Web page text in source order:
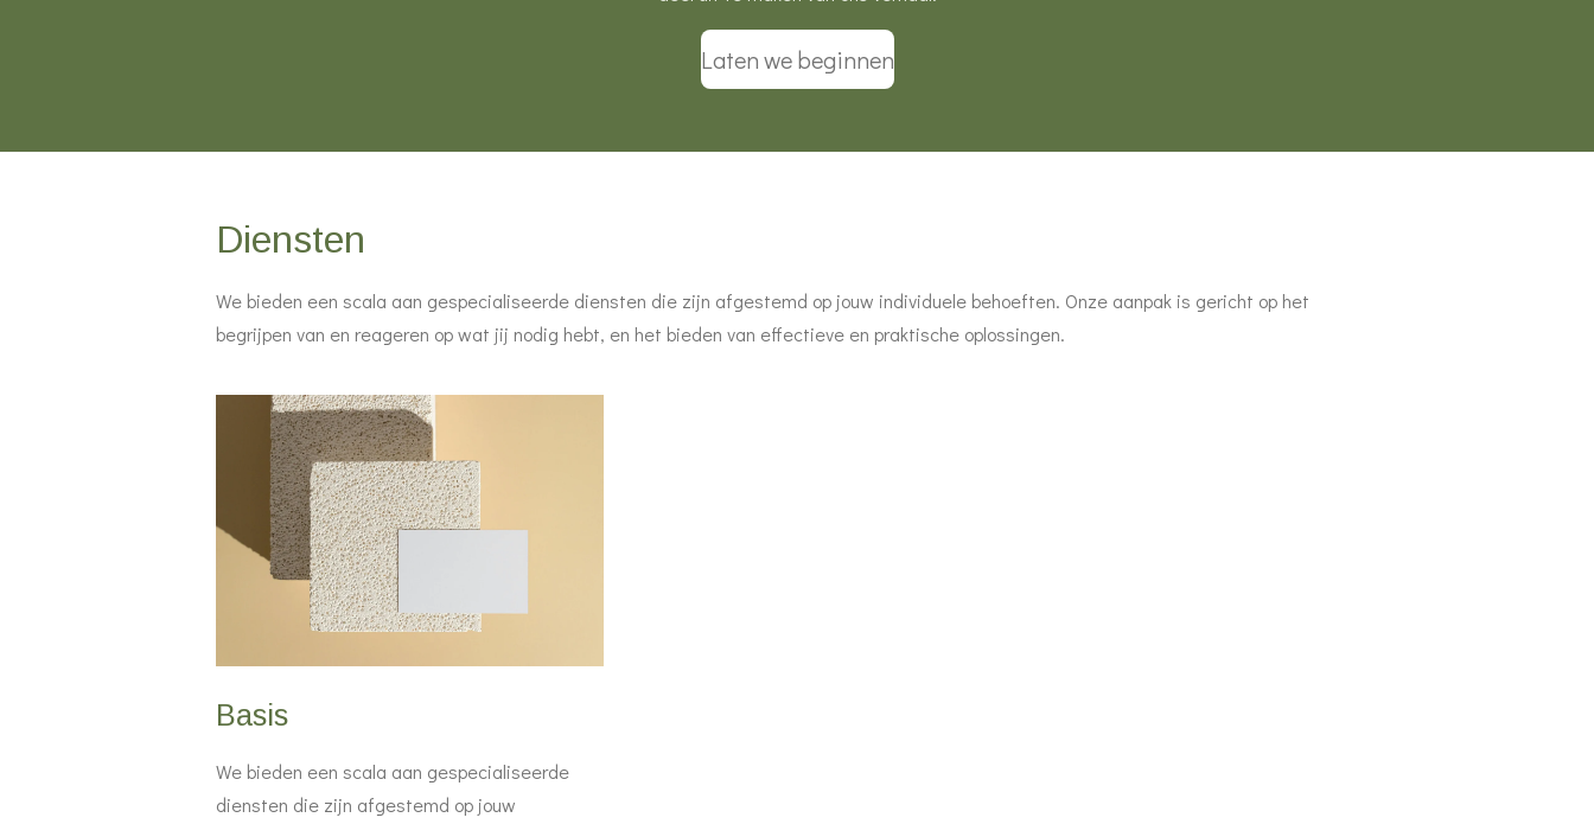
Laten we beginnen
Diensten
We bieden een scala aan gespecialiseerde diensten die zijn afgestemd op jouw individuele behoeften. Onze aanpak is gericht op het
begrijpen van en reageren op wat jij nodig hebt, en het bieden van effectieve en praktische oplossingen.
Basis
We bieden een scala aan gespecialiseerde
diensten die zijn afgestemd op jouw